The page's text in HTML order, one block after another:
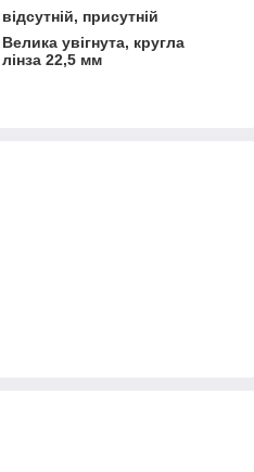
відсутній, присутній
Велика увігнута, кругла
лінза 22,5 мм